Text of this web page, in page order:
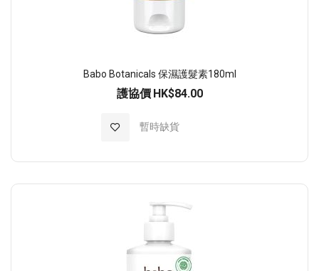
Babo Botanicals 保濕護髮素180ml
護協價 HK$84.00
暫時缺貨
加入至願望清單